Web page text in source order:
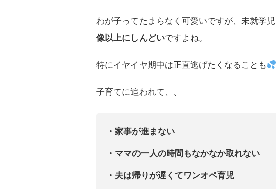
わが子ってたまらなく可愛いですが、未就学
像以上にしんどいですよね。
特にイヤイヤ期中は正直逃げたくなることも
子育てに追われて、、
・家事が進まない
・ママの一人の時間もなかなか取れない
・夫は帰りが遅くてワンオペ育児